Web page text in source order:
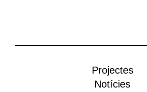
Projectes
Notícies